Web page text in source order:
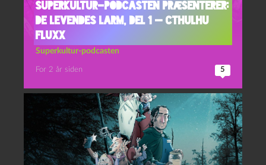
Superkultur-podcasten præsenterer:
De levendes larm, del 1 — Cthulhu
Fluxx
Superkultur-podcasten
For 2 år siden 5